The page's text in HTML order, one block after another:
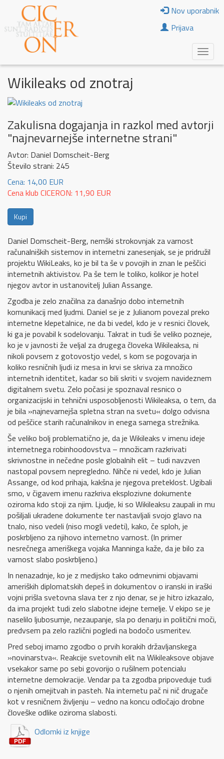
Nov uporabnik
Prijava
Wikileaks od znotraj
Zakulisna dogajanja in razkol med avtorji
"najnevarnejše internetne strani"
Avtor: Daniel Domscheit-Berg
Število strani: 245
Cena: 14,00 EUR
Cena klub CICERON: 11,90 EUR
Kupi
Daniel Domscheit-Berg, nemški strokovnjak za varnost
računalniških sistemov in internetni zanesenjak, se je pridružil
projektu WikiLeaks, ko je bil ta še v povojih in znan le peščici
internetnih aktivistov. Pa še tem le toliko, kolikor je hotel
njegov avtor in ustanovitelj Julian Assange.
Zgodba je zelo značilna za današnjo dobo internetnih
komunikacij med ljudmi. Daniel se je z Julianom povezal preko
internetne klepetalnice, ne da bi vedel, kdo je v resnici človek,
ki ga je povabil k sodelovanju. Takrat in tudi še veliko pozneje,
ko je v javnosti že veljal za drugega človeka Wikileaksa, ni
nikoli povsem z gotovostjo vedel, s kom se pogovarja in
koliko resničnih ljudi iz mesa in krvi se skriva za množico
internetnih identitet, kadar so bili skriti v svojem navideznem
digitalnem svetu. Zelo počasi je spoznaval resnico o
organizacijski in tehnični usposobljenosti Wikileaksa, o tem, da
je bila »najnevarnejša spletna stran na svetu« dolgo odvisna
od peščice starih računalnikov in enega samega strežnika.
Še veliko bolj problematično je, da je Wikileaks v imenu ideje
internetnega robinhoodovstva – množicam razkrivati
skrivnostne in nečedne posle globalnih elit – tudi navzven
nastopal povsem nepregledno. Nihče ni vedel, kdo je Julian
Assange, od kod prihaja, kakšna je njegova preteklost. Ugibali
smo, v čigavem imenu razkriva eksplozivne dokumente
oziroma kdo stoji za njim. Ljudje, ki so Wikileaksu zaupali in mu
pošiljali ukradene dokumente ter nastavljali svojo glavo na
tnalo, niso vedeli (niso mogli vedeti), kako, če sploh, je
poskrbljeno za njihovo internetno varnost. (In primer
nesrečnega ameriškega vojaka Manninga kaže, da je bilo za
varnost slabo poskrbljeno.)
In nenazadnje, ko je z medijsko tako odmevnimi objavami
ameriških diplomatskih depeš in dokumentov o iranski in iraški
vojni prišla svetovna slava ter z njo denar, se je hitro izkazalo,
da ima projekt tudi zelo slabotne idejne temelje. V ekipo se je
naselilo ljubosumje, nezaupanje, sla po denarju in politični moči,
predvsem pa zelo različni pogledi na bodočo usmeritev.
Pred seboj imamo zgodbo o prvih korakih državljanskega
»novinarstva«. Reakcije svetovnih elit na Wikileaksove objave
vsekakor same po sebi govorijo o rušilnem potencialu
internetne demokracije. Vendar pa ta zgodba pripoveduje tudi
o njenih omejitvah in pasteh. Na internetu pač ni nič drugače
kot v resničnem življenju – vedno na koncu odločajo drobne
človeške odlike oziroma slabosti.
Odlomki iz knjige